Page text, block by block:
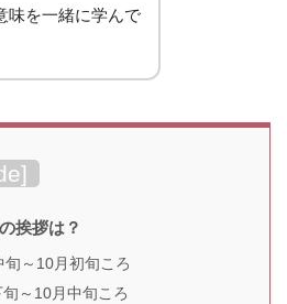
味を一緒に学んで
]
挨拶は？
～10月初旬ころ
～10月中旬ころ